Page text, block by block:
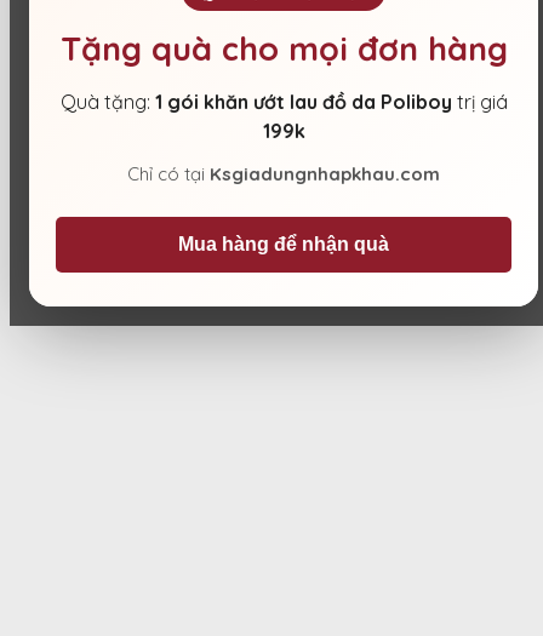
Tặng quà cho mọi đơn hàng
Quà tặng: 1 gói khăn ướt lau đồ da Poliboy trị giá
199k
Chỉ có tại Ksgiadungnhapkhau.com
Mua hàng để nhận quà